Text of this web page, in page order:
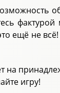
фактурой
ещё не
на
игру!